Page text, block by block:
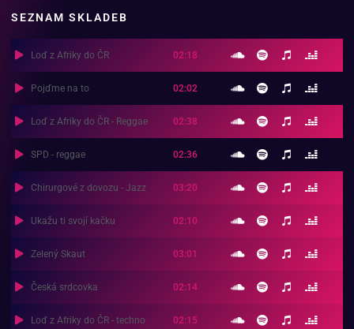
SEZNAM SKLADEB
Loď z Afriky do ČR 02:18
Pojďme na to 02:02
Loď z Afriky do ČR - Reggae 02:38
SPD - reggae 02:36
Chirurgové z dovozu - Jazz 03:20
Ukažu ti svojí kačku 02:10
Zelený Skaut 03:01
Česká srdcovka 02:14
Loď z Afriky do ČR - techno 02:15